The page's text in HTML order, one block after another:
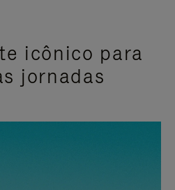
icônico para
jornadas